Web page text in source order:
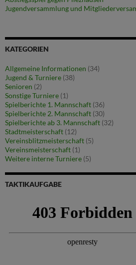
Jugendversammlung und
KATEGORIEN
Allgemeine Informationen (34)
Jugend & Turniere (38)
Senioren (2)
Sonstige Turniere (1)
Spielberichte 1. Mannschaft (36)
Spielberichte 2. Mannschaft (30)
Spielberichte ab 3. Mannschaft (32)
Stadtmeisterschaft (12)
Vereinsblitzmeisterschaft (5)
Vereinsmeisterschaft (1)
Weitere interne Turniere (5)
TAKTIKAUFGABE